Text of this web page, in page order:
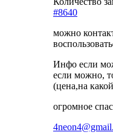
#8640
можно
Инфо если
если можно,
(цена,на
огромное